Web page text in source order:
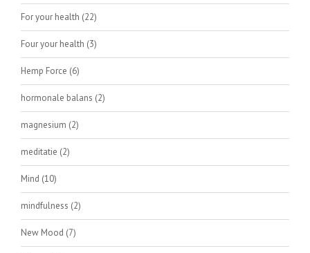
For your health (22)
Four your health (3)
Hemp Force (6)
hormonale balans (2)
magnesium (2)
meditatie (2)
Mind (10)
mindfulness (2)
New Mood (7)